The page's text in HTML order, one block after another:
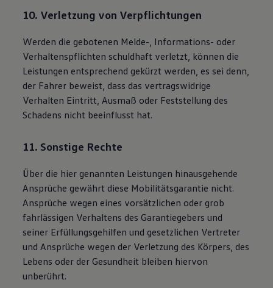
10. Verletzung von Verpflichtungen
Werden die gebotenen Melde-, Informations- oder
Verhaltenspflichten schuldhaft verletzt, können die
Leistungen entsprechend gekürzt werden, es sei denn,
der Fahrer beweist, dass das vertragswidrige
Verhalten Eintritt, Ausmaß oder Feststellung des
Schadens nicht beeinflusst hat.
11. Sonstige Rechte
Über die hier genannten Leistungen hinausgehende
Ansprüche gewährt diese Mobilitätsgarantie nicht.
Ansprüche wegen eines vorsätzlichen oder grob
fahrlässigen Verhaltens des Garantiegebers und
seiner Erfüllungsgehilfen und gesetzlichen Vertreter
und Ansprüche wegen der Verletzung des Körpers, des
Lebens oder der Gesundheit bleiben hiervon
unberührt.